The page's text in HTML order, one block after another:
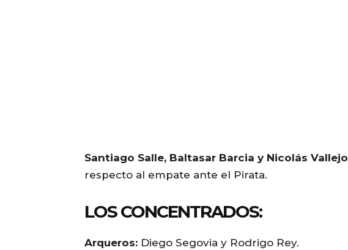
Santiago Salle, Baltasar Barcia y Nicolás Vallejo
respecto al empate ante el Pirata.
LOS CONCENTRADOS:
Arqueros: Diego Segovia y Rodrigo Rey.